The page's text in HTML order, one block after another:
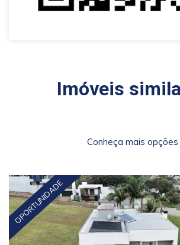
Imóveis
Conheça mais opções
OPORTUNIDADE